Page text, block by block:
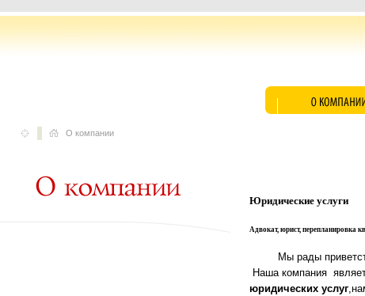
О компании
Юридические услуги
Адвокат, юрист, перепланировка
Мы рады
Наша компания
юридических услуг